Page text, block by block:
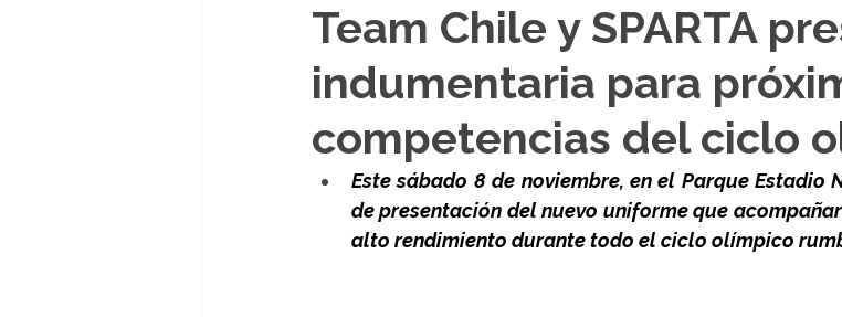
Team Chile y SPARTA
indumentaria para
competencias del ciclo
Este sábado 8 de noviembre, en el Parque Estadio
de presentación del nuevo uniforme que
alto rendimiento durante todo el ciclo olímpico